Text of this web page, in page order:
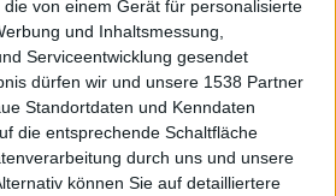
von einem Gerät für personalisierte
und Inhaltsmessung,
Serviceentwicklung gesendet
dürfen wir und unsere 1538 Partner
Standortdaten und Kenndaten
die entsprechende Schaltfläche
durch uns und unsere
können Sie auf detailliertere
▼︎